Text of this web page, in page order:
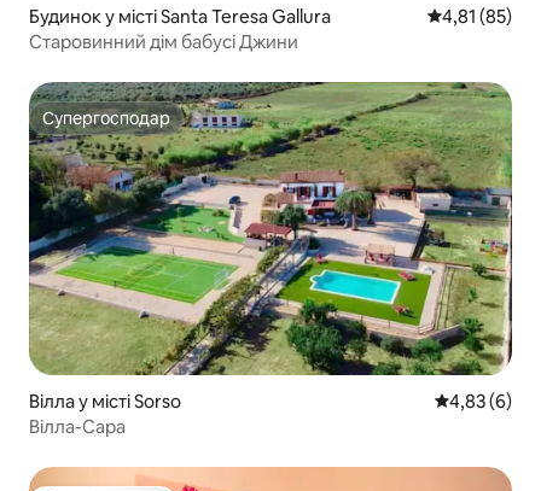
Будинок у місті Santa Teresa Gallura Середня
4,81 (85)
Старовинний дім бабусі Джини
Супергосподар
Супергосподар
Вілла у місті Sorso Середня
4,83 (6)
Вілла-Сара